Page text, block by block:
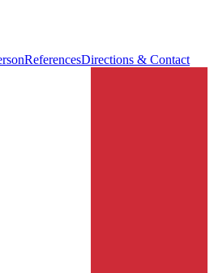
ReferencesDirections & Contact